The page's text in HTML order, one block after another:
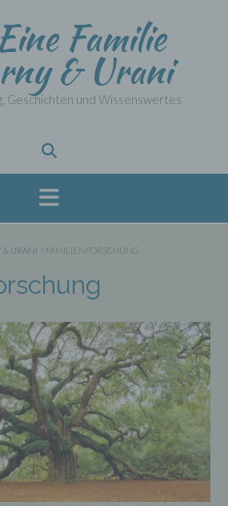
Familie
& Urani
Geschichten und Wissenswertes
& URANI FAMILIENFORSCHUNG